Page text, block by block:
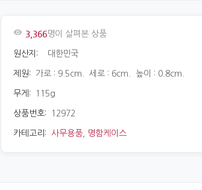
3,366명이 살펴본 상품
원산지: 대한민국
제원: 가로 : 9.5cm. 세로 : 6cm. 높이 : 0.8cm.
무게: 115g
상품번호: 12972
카테고리: 사무용품 명함케이스